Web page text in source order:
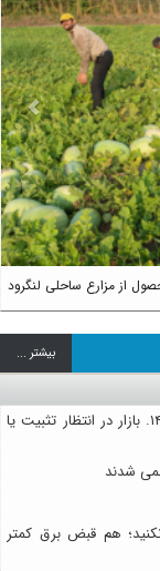
از مزارع ساحلی لنگرود
بيشتر ...
پیش بینی قیمت طلا، سکه و دلار شنبه ۱۷ مرداد ۱۴۰۵. بازار در انتظار تثبیت یا
هم قبض برق کمتر